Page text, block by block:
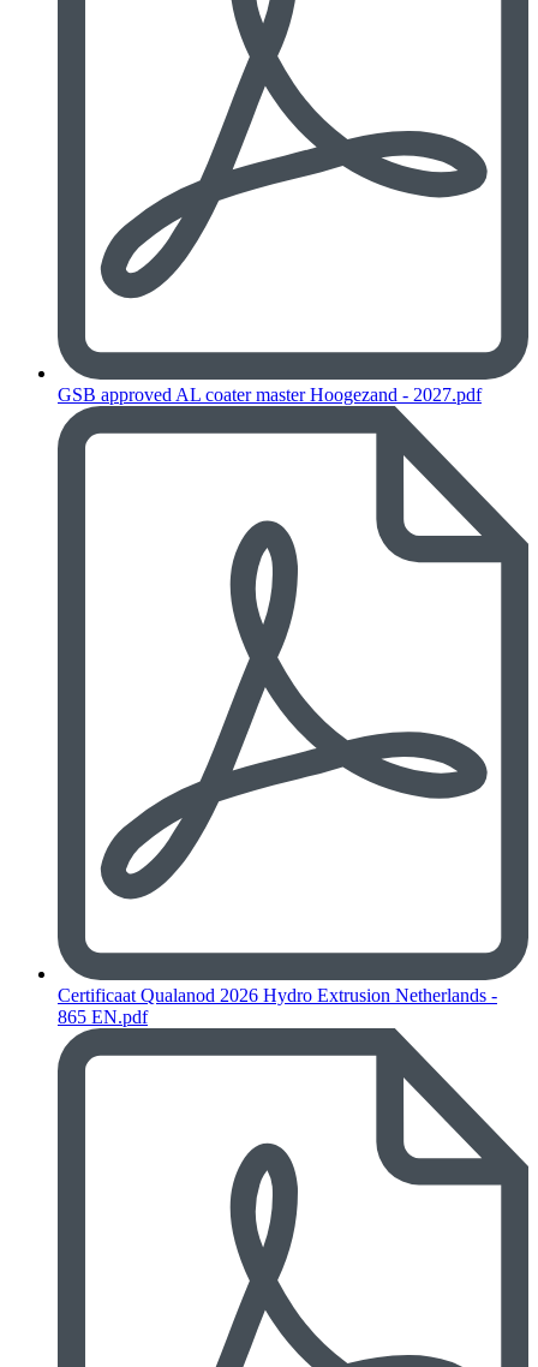
GSB approved AL coater master Hoogezand - 2027.pdf
Certificaat Qualanod 2026 Hydro Extrusion Netherlands -
865 EN.pdf